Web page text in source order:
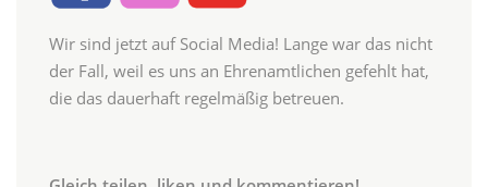
Wir sind jetzt auf Social Media! Lange war das nicht
der Fall, weil es uns an Ehrenamtlichen gefehlt hat,
die das dauerhaft regelmäßig betreuen.